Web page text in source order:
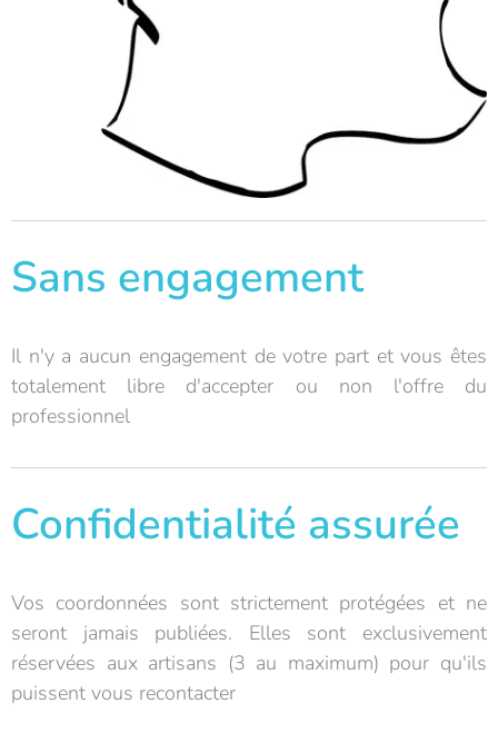
Sans engagement
Il n'y a aucun engagement de votre part et vous êtes
totalement libre d'accepter ou non l'offre du
professionnel
Confidentialité assurée
Vos coordonnées sont strictement protégées et ne
seront jamais publiées. Elles sont exclusivement
réservées aux artisans (3 au maximum) pour qu'ils
puissent vous recontacter